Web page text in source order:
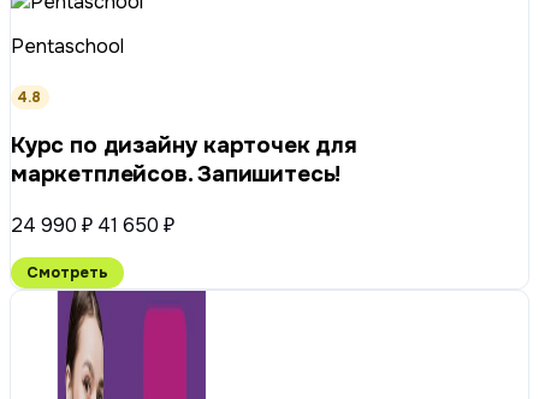
Pentaschool
4.8
Курс по дизайну карточек для
маркетплейсов. Запишитесь!
24 990 ₽ 41 650 ₽
Смотреть